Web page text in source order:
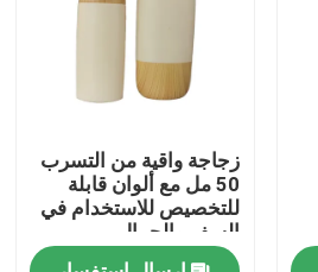
زجاجة واقية من التسرب
50 مل مع ألوان قابلة
للتخصيص للاستخدام في
السفر والجمال